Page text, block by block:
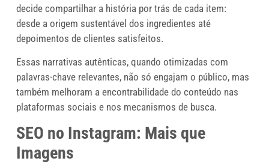
decide compartilhar a história por trás de cada item:
desde a origem sustentável dos ingredientes até
depoimentos de clientes satisfeitos.
Essas narrativas autênticas, quando otimizadas com
palavras-chave relevantes, não só engajam o público, mas
também melhoram a encontrabilidade do conteúdo nas
plataformas sociais e nos mecanismos de busca.
SEO no Instagram: Mais que
Imagens